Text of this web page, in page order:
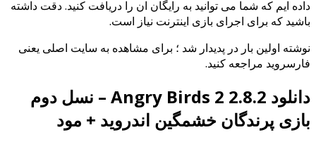
داده ایم که شما می توانید به رایگان ان را دریافت کنید. دقت داشته
باشید که برای اجرای بازی اینترنت نیاز است.
نوشته اولین بار در پدیدار شد ؛ برای مشاهده به سایت اصلی یعنی
فارسروید مراجعه کنید.
دانلود Angry Birds 2 2.8.2 – نسل دوم
بازی پرندگان خشمگین اندروید + مود